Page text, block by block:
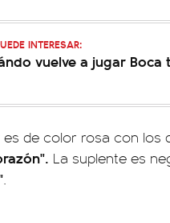
INTERESAR:
vuelve a jugar
de color rosa con los
La suplente es
.